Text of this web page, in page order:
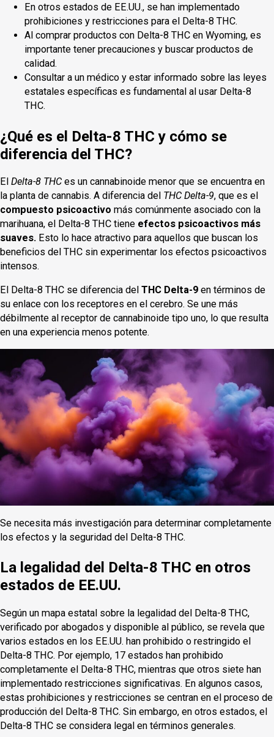
En otros estados de EE.UU., se han implementado
prohibiciones y restricciones para el Delta-8 THC.
Al comprar productos con Delta-8 THC en Wyoming, es
importante tener precauciones y buscar productos de
calidad.
Consultar a un médico y estar informado sobre las leyes
estatales específicas es fundamental al usar Delta-8
THC.
¿Qué es el Delta-8 THC y cómo se
diferencia del THC?
El Delta-8 THC es un cannabinoide menor que se encuentra en
la planta de cannabis. A diferencia del THC Delta-9, que es el
compuesto psicoactivo más comúnmente asociado con la
marihuana, el Delta-8 THC tiene efectos psicoactivos más
suaves. Esto lo hace atractivo para aquellos que buscan los
beneficios del THC sin experimentar los efectos psicoactivos
intensos.
El Delta-8 THC se diferencia del THC Delta-9 en términos de
su enlace con los receptores en el cerebro. Se une más
débilmente al receptor de cannabinoide tipo uno, lo que resulta
en una experiencia menos potente.
Se necesita más investigación para determinar completamente
los efectos y la seguridad del Delta-8 THC.
La legalidad del Delta-8 THC en otros
estados de EE.UU.
Según un mapa estatal sobre la legalidad del Delta-8 THC,
verificado por abogados y disponible al público, se revela que
varios estados en los EE.UU. han prohibido o restringido el
Delta-8 THC. Por ejemplo, 17 estados han prohibido
completamente el Delta-8 THC, mientras que otros siete han
implementado restricciones significativas. En algunos casos,
estas prohibiciones y restricciones se centran en el proceso de
producción del Delta-8 THC. Sin embargo, en otros estados, el
Delta-8 THC se considera legal en términos generales.